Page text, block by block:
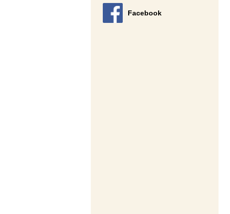
Facebook
別のウィンドウで開きます。